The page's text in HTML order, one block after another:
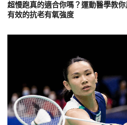
超慢跑真的適合你嗎？運動醫學教
有效的抗老有氧強度